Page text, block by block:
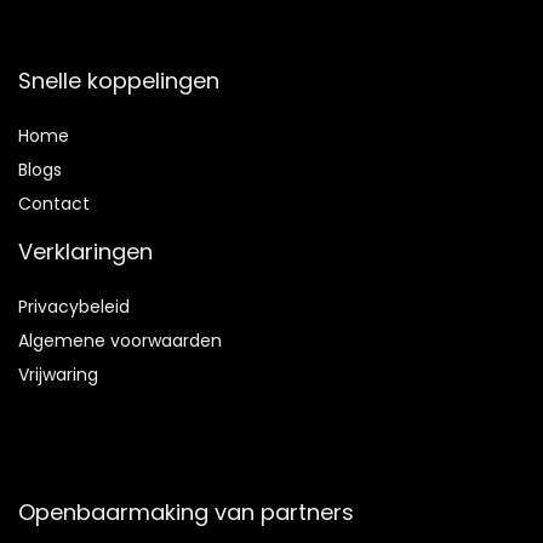
Snelle koppelingen
Home
Blogs
Contact
Verklaringen
Privacybeleid
Algemene voorwaarden
Vrijwaring
Openbaarmaking van partners